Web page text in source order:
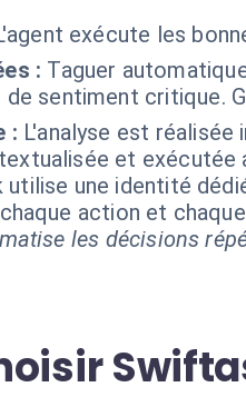
exécute les
: Taguer
de sentiment critique.
: L'analyse est
et
une identité
action et
les décisions